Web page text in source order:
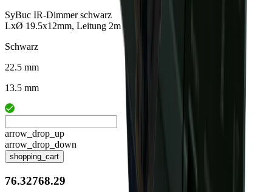
SyBuc IR-Dimmer schwarz
LxØ 19.5x12mm, Leitung 2m
Schwarz
22.5 mm
13.5 mm
arrow_drop_up
arrow_drop_down
shopping_cart
76.32768.29